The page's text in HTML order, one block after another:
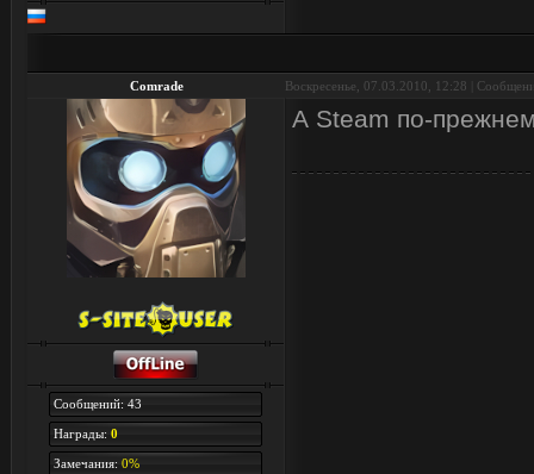
Comrade Воскресенье, 07.03.2010, 12:28 |
Сообщений: 43
Награды: 0
Замечания: 0%
А Steam по-